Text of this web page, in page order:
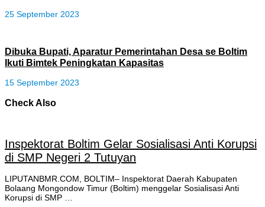
25 September 2023
Dibuka Bupati, Aparatur Pemerintahan Desa se Boltim
Ikuti Bimtek Peningkatan Kapasitas
15 September 2023
Check Also
Inspektorat Boltim Gelar Sosialisasi Anti Korupsi
di SMP Negeri 2 Tutuyan
LIPUTANBMR.COM, BOLTIM– Inspektorat Daerah Kabupaten
Bolaang Mongondow Timur (Boltim) menggelar Sosialisasi Anti
Korupsi di SMP …